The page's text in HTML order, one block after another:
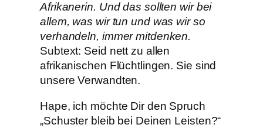
Afrikanerin. Und das sollten wir bei
allem, was wir tun und was wir so
verhandeln, immer mitdenken.
Subtext: Seid nett zu allen
afrikanischen Flüchtlingen. Sie sind
unsere Verwandten.
Hape, ich möchte Dir den Spruch
„Schuster bleib bei Deinen Leisten?“